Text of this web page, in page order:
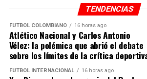
🔥 Partido decisivo
Millonarios necesita ganar para
opciones de clasificación en el grupo
Sao Paulo llega como líder.
TENDENCIAS
FÚTBOL COLOMBIANO 16 horas ago
Atlético Nacional y Carlos Antonio
Vélez: la polémica que abrió el debate
sobre los límites de la crítica
FÚTBOL INTERNACIONAL 16 horas ago